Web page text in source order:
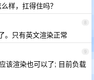
样，扛得住吗？
8
。只有英文渲染正常
9
该渲染也可以了; 目前负载